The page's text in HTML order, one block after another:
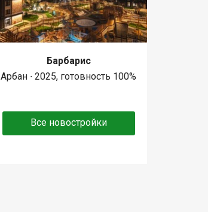
Барбарис
Арбан ∙ 2025, готовность 100%
Все новостройки